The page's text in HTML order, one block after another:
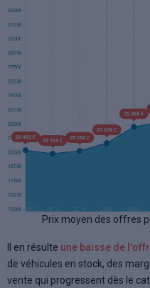
Prix moyen des offres
Il en résulte une baisse de
de véhicules en stock, des
vente qui progressent dès le